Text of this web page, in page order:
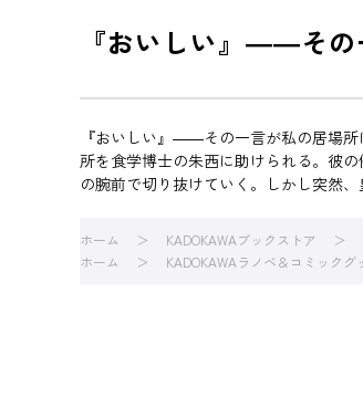
『おいしい』――その
『おいしい』――その一言が私の居場
所を食学博士の朱西に助けられる。彼
の腕前で切り抜けていく。しかし突然
ホーム KADOKAWAブックストア
ホーム
KADOKAWAラノベ＆コミックグ